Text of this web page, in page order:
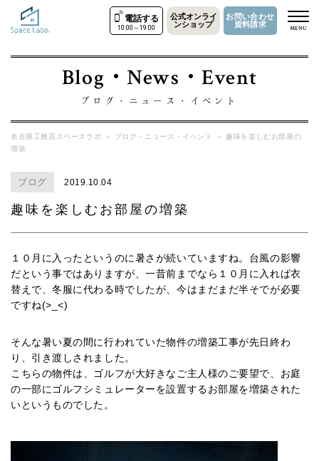
電話する
10:00～19:00
公式オンライ
ンショップ
お問い合わせ
資料請求
MENU
Blog・News・Event
ブログ・ニュース・イベント
名古屋工務店スペースラボ ＞ ブログ・ニュース・イベント ＞
趣味を楽しむお部屋の
増築
ブログ 2019.10.04
趣味を楽しむお部屋の増築
１０月に入ったというのに暑さが続いていますね。台風の影響
だという事ではありますが、一昔前までなら１０月に入れば衣
替えで、冬服に代わる時でしたが、今はまだまだ半そでが必要
ですね(>_<)
そんな暑い夏の間に行われていた物件の増築工事が先日終わ
り、引き渡しされました。
こちらの物件は、ゴルフが大好きなご主人様のご要望で、お庭
の一部にゴルフシミュレーターを設置するお部屋を増築された
いというものでした。